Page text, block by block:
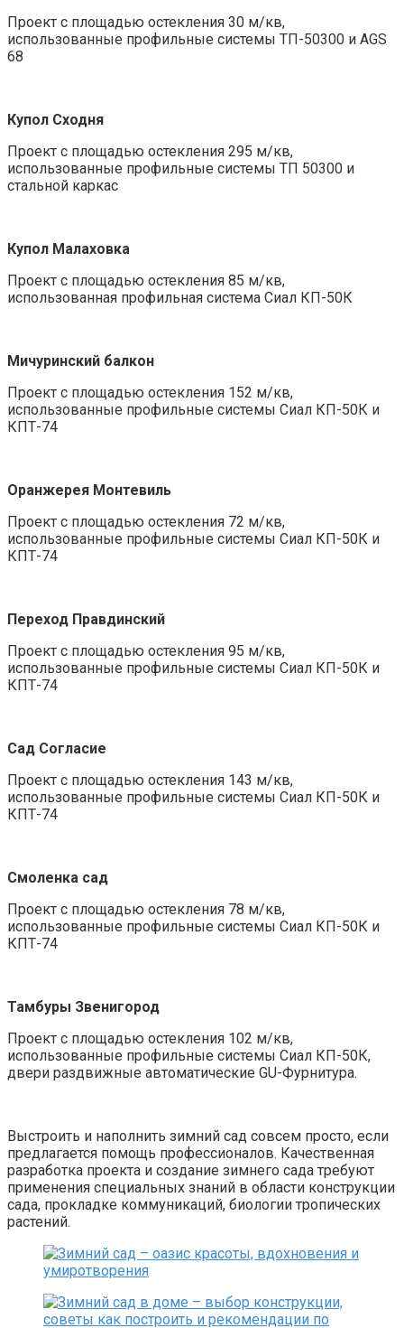
Проект с площадью остекления 30 м/кв,
использованные профильные системы ТП-50300 и AGS
68
Купол Сходня
Проект с площадью остекления 295 м/кв,
использованные профильные системы ТП 50300 и
стальной каркас
Купол Малаховка
Проект с площадью остекления 85 м/кв,
использованная профильная система Сиал КП-50К
Мичуринский балкон
Проект с площадью остекления 152 м/кв,
использованные профильные системы Сиал КП-50К и
КПТ-74
Оранжерея Монтевиль
Проект с площадью остекления 72 м/кв,
использованные профильные системы Сиал КП-50К и
КПТ-74
Переход Правдинский
Проект с площадью остекления 95 м/кв,
использованные профильные системы Сиал КП-50К и
КПТ-74
Сад Согласие
Проект с площадью остекления 143 м/кв,
использованные профильные системы Сиал КП-50К и
КПТ-74
Смоленка сад
Проект с площадью остекления 78 м/кв,
использованные профильные системы Сиал КП-50К и
КПТ-74
Тамбуры Звенигород
Проект с площадью остекления 102 м/кв,
использованные профильные системы Сиал КП-50К,
двери раздвижные автоматические GU-Фурнитура.
Выстроить и наполнить зимний сад совсем просто, если
предлагается помощь профессионалов. Качественная
разработка проекта и создание зимнего сада требуют
применения специальных знаний в области конструкции
сада, прокладке коммуникаций, биологии тропических
растений.